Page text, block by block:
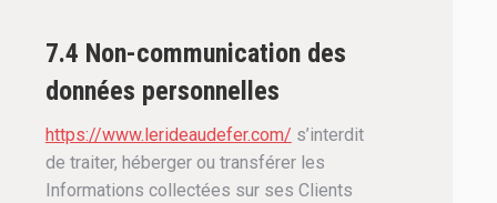
7.4 Non-communication des
données personnelles
https://www.lerideaudefer.com/ s’interdit
de traiter, héberger ou transférer les
Informations collectées sur ses Clients